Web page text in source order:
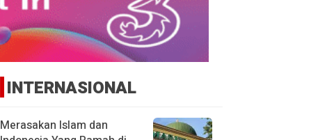
INTERNASIONAL
Merasakan Islam dan